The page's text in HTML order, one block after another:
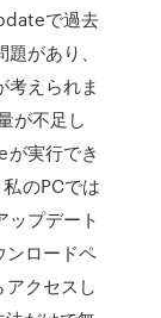
で過去
があり、
考えられま
が不足し
実行でき
のPCでは
ップデート
ロードペ
クセスし